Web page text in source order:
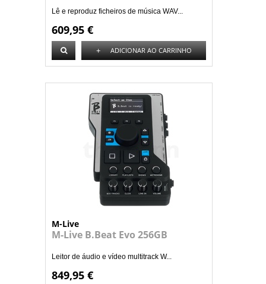
Lê e reproduz ficheiros de música WAV...
609,95 €
+ ADICIONAR AO CARRINHO
M-Live
M-Live B.Beat Evo 256GB
Leitor de áudio e vídeo multitrack W...
849,95 €